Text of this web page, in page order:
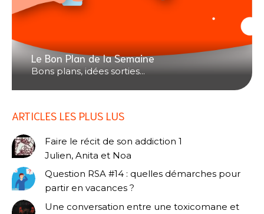
Le Bon Plan de la Semaine
Bons plans, idées sorties...
ARTICLES LES PLUS LUS
Faire le récit de son addiction 1
Julien, Anita et Noa
Question RSA #14 : quelles démarches pour
partir en vacances ?
Une conversation entre une toxicomane et